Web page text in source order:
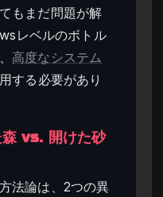
もまだ問題が解
レベルのボトル
高度なシステム
する必要があり
森 vs. 開けた砂
法論は、2つの異